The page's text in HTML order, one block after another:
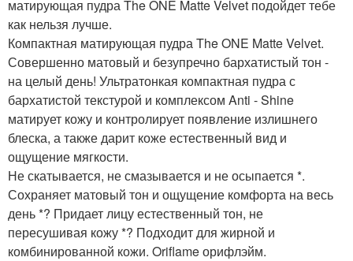
матирующая пудра The ONE Matte Velvet подойдет тебе
как нельзя лучше.
Компактная матирующая пудра The ONE Matte Velvet.
Совершенно матовый и безупречно бархатистый тон -
на целый день! Ультратонкая компактная пудра с
бархатистой текстурой и комплексом Anti - Shine
матирует кожу и контролирует появление излишнего
блеска, а также дарит коже естественный вид и
ощущение мягкости.
Не скатывается, не смазывается и не осыпается *.
Сохраняет матовый тон и ощущение комфорта на весь
день *? Придает лицу естественный тон, не
пересушивая кожу *? Подходит для жирной и
комбинированной кожи. Oriflame орифлэйм.